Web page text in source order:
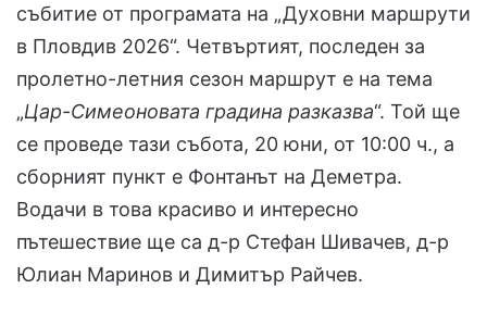
събитие от програмата на „Духовни маршрути
в Пловдив 2026“. Четвъртият, последен за
пролетно-летния сезон маршрут е на тема
„Цар-Симеоновата градина разказва“. Той ще
се проведе тази събота, 20 юни, от 10:00 ч., а
сборният пункт е Фонтанът на Деметра.
Водачи в това красиво и интересно
пътешествие ще са д-р Стефан Шивачев, д-р
Юлиан Маринов и Димитър Райчев.